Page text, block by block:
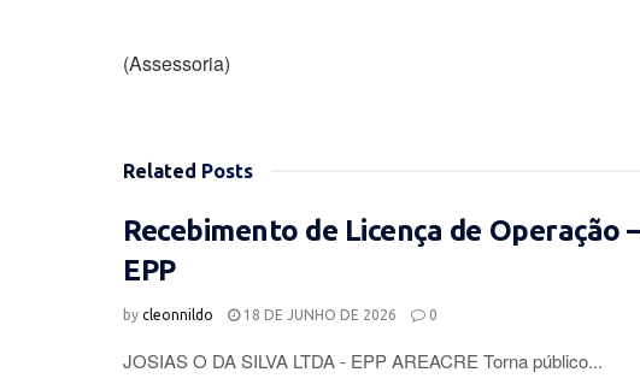
(Assessoria)
Related Posts
Recebimento de Licença de Operação
EPP
by cleonnildo 18 DE JUNHO DE 2026 0
JOSIAS O DA SILVA LTDA - EPP AREACRE Torna público...